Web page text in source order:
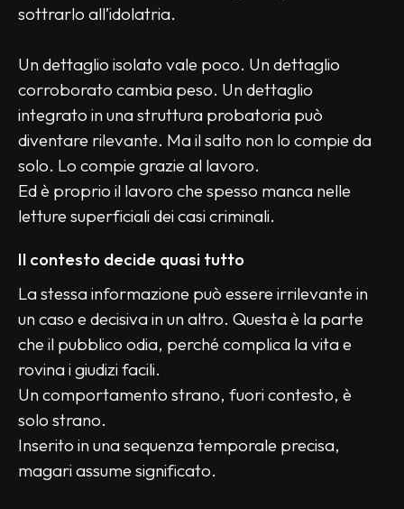
sottrarlo all’idolatria.
Un dettaglio isolato vale poco. Un dettaglio
corroborato cambia peso. Un dettaglio
integrato in una struttura probatoria può
diventare rilevante. Ma il salto non lo compie da
solo. Lo compie grazie al lavoro.
Ed è proprio il lavoro che spesso manca nelle
letture superficiali dei casi criminali.
Il contesto decide quasi tutto
La stessa informazione può essere irrilevante in
un caso e decisiva in un altro. Questa è la parte
che il pubblico odia, perché complica la vita e
rovina i giudizi facili.
Un comportamento strano, fuori contesto, è
solo strano.
Inserito in una sequenza temporale precisa,
magari assume significato.